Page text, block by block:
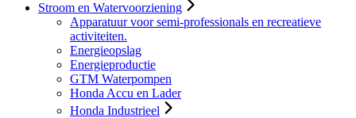
Stroom en Watervoorziening
Apparatuur voor semi-professionals en recreatieve
activiteiten.
Energieopslag
Energieproductie
GTM Waterpompen
Honda Accu en Lader
Honda Industrieel